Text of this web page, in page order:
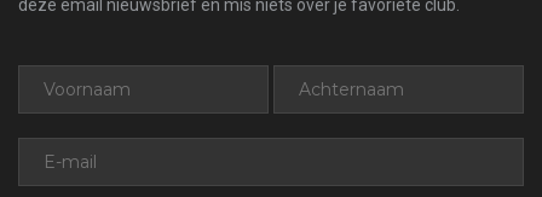
deze email nieuwsbrief en mis niets over je favoriete club.